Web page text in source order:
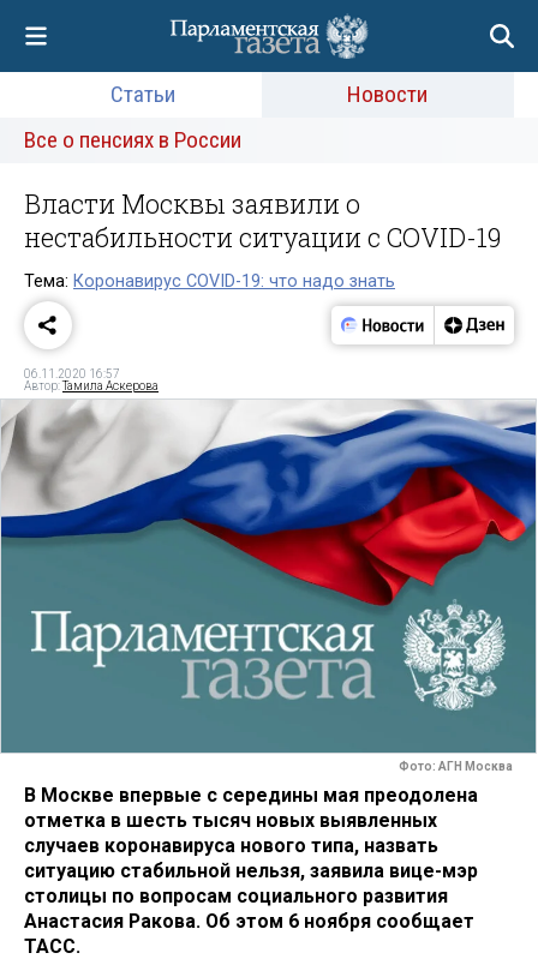
Статьи
Новости
Все о пенсиях в России
Власти Москвы заявили о
нестабильности ситуации с COVID-19
Тема: Коронавирус COVID-19: что надо знать
06.11.2020 16:57
Автор:Тамила Аскерова
Фото: АГН Москва
В Москве впервые с середины мая преодолена
отметка в шесть тысяч новых выявленных
случаев коронавируса нового типа, назвать
ситуацию стабильной нельзя, заявила вице-мэр
столицы по вопросам социального развития
Анастасия Ракова. Об этом 6 ноября сообщает
ТАСС.